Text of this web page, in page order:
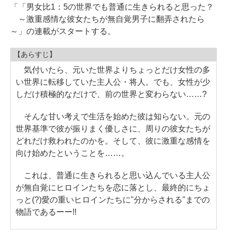
「「男女比1：5の世界でも普通に生きられると思った？
～激重感情な彼女たちが無自覚男子に翻弄されたら
～」の連載がスタートする。
【あらすじ】
気付いたら、元いた世界よりちょっとだけ女性の多
い世界に転移していた主人公・将人。でも、女性が少
しだけ積極的なだけで、前の世界と変わらない……?
そんな甘い考えで生活を始めた彼は知らない。元の
世界基準で彼が振りまく優しさに、周りの彼女たちが
どれだけ救われたのかを。そして、彼に激重な感情を
向け始めたということを……。
これは、普通に生きられると思い込んでいる主人公
が無自覚にヒロインたちを恋に落とし、最終的にちょ
っと(?)愛の重いヒロインたちに"分からされる"までの
物語であるーー!!